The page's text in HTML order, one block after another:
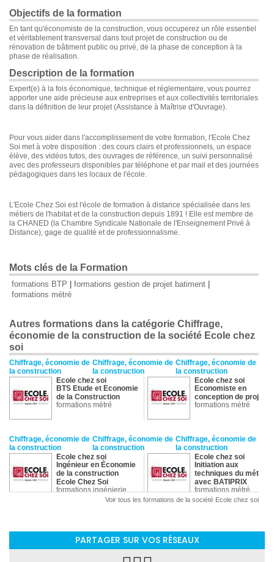
Objectifs de la formation
En tant qu'économiste de la construction, vous occuperez un rôle essentiel
et véritablement transversal dans tout projet de construction ou de
rénovation de bâtiment public ou privé, de la phase de conception à la
phase de réalisation.
Description de la formation
Expert(e) à la fois économique, technique et réglementaire, vous pourrez
apporter une aide précieuse aux entreprises et aux collectivités territoriales
dans la définition de leur projet (Assistance à Maîtrise d'Ouvrage).
Pour vous aider dans l'accomplissement de votre formation, l'Ecole Chez
Soi met à votre disposition : des cours clairs et professionnels, un espace
élève, des vidéos tutos, des ouvrages de référence, un suivi personnalisé
avec des professeurs disponibles par téléphone et par mail et des journées
pédagogiques dans les locaux de l'école.
L'Ecole Chez Soi est l'école de formation à distance spécialisée dans les
métiers de l'habitat et de la construction depuis 1891 ! Elle est membre de
la CHANED (la Chambre Syndicale Nationale de l'Enseignement Privé à
Distance), gage de qualité et de professionnalisme.
Mots clés de la Formation
formations BTP formations gestion de projet batiment
formations métré
Autres formations dans la catégorie Chiffrage,
économie de la construction de la société Ecole chez
soi
Chiffrage, économie de
la construction
Chiffrage, économie de
la construction
Chiffrage, économie de
la construction
Ecole chez soi
BTS Etude et Economie
de la Construction
formations métré
Ecole chez soi
Economiste en
conception de projet
formations métré
Chiffrage, économie de
la construction
Chiffrage, économie de
la construction
Chiffrage, économie de
la construction
Ecole chez soi
Ingénieur en Économie
de la construction
Ecole Chez Soi
formations ingénierie
Ecole chez soi
Initiation aux
techniques du métré
avec BATIPRIX
formations métré
Ecole chez soi
Métreur - TCE
formations métré
Ecole chez soi
Métreur de la
conception
Voir tous les formations de la société Ecole chez soi
PARTAGER SUR VOS RÉSEAUX